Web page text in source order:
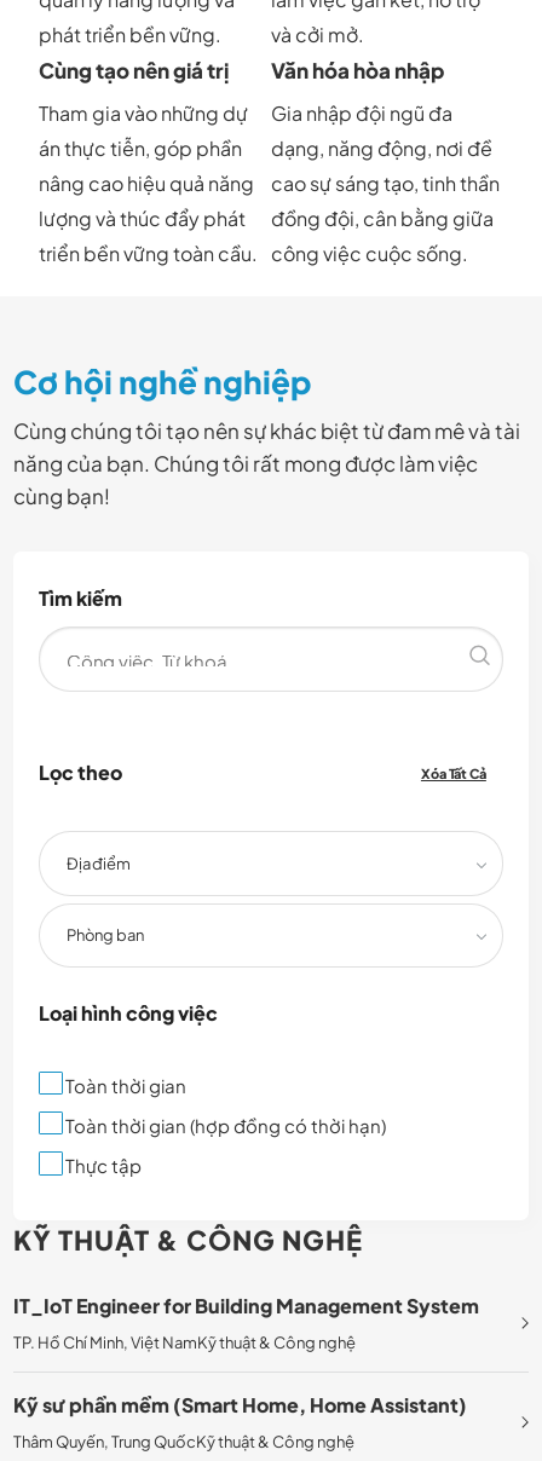
phát triển bền vững.
và cởi mở.
Cùng tạo nên giá trị
Tham gia vào những dự
án thực tiễn, góp phần
nâng cao hiệu quả năng
lượng và thúc đẩy phát
triển bền vững toàn cầu.
Văn hóa hòa nhập
Gia nhập đội ngũ đa
dạng, năng động, nơi đề
cao sự sáng tạo, tinh thần
đồng đội, cân bằng giữa
công việc cuộc sống.
Cơ hội nghề nghiệp
Cùng chúng tôi tạo nên sự khác biệt từ đam mê và tài
năng của bạn. Chúng tôi rất mong được làm việc
cùng bạn!
Tìm kiếm
Lọc theo Xóa Tất Cả
Địa điểm
Phòng ban
Loại hình công việc
Toàn thời gian
Toàn thời gian (hợp đồng có thời hạn)
Thực tập
KỸ THUẬT & CÔNG NGHỆ
IT_IoT Engineer for Building Management System
TP. Hồ Chí Minh, Việt NamKỹ thuật & Công nghệ
Kỹ sư phần mềm (Smart Home, Home Assistant)
Thâm Quyến, Trung QuốcKỹ thuật & Công nghệ